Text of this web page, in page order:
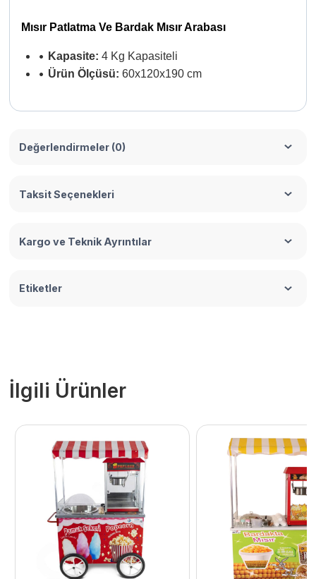
Mısır Patlatma Ve Bardak Mısır Arabası
• Kapasite: 4 Kg Kapasiteli
• Ürün Ölçüsü: 60x120x190 cm
Değerlendirmeler (0)
Taksit Seçenekleri
Kargo ve Teknik Ayrıntılar
Etiketler
İlgili Ürünler